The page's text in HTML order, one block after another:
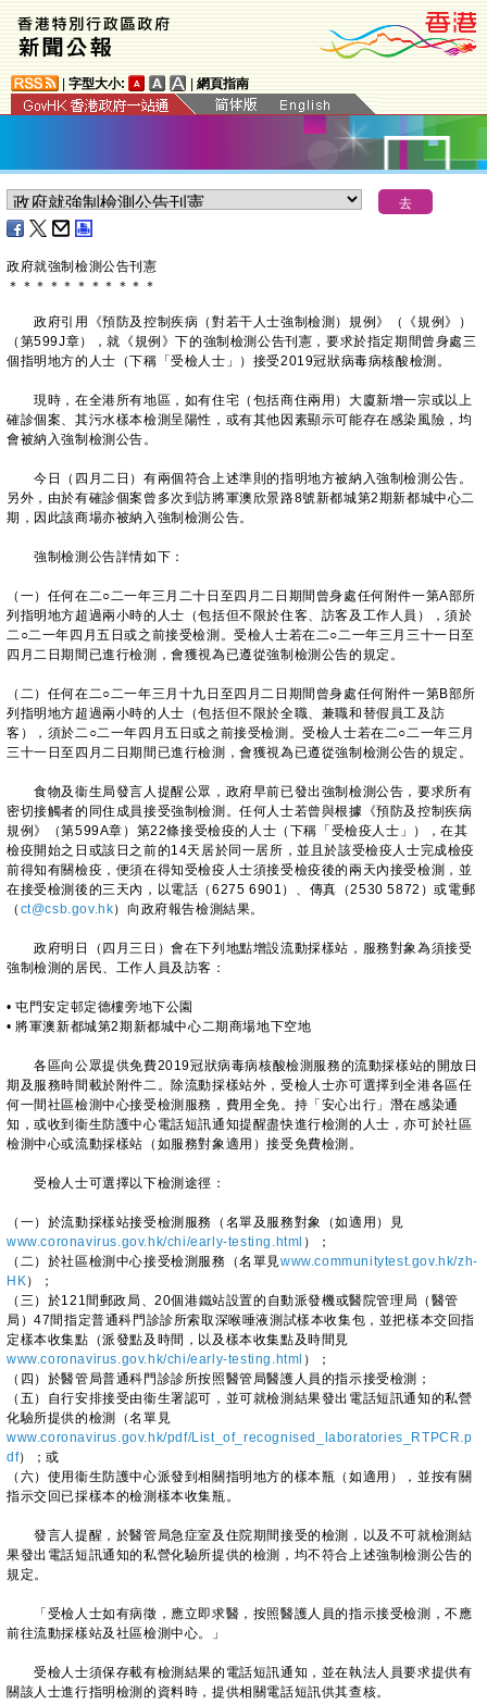
字型大小: 網頁指南
政府就強制檢測公告刊憲
＊ ＊ ＊ ＊ ＊ ＊ ＊ ＊ ＊ ＊ ＊
​政府引用《預防及控制疾病（對若干人士強制檢測）規例》（《規例》）
（第599J章），就《規例》下的強制檢測公告刊憲，要求於指定期間曾身處三
個指明地方的人士（下稱「受檢人士」）接受2019冠狀病毒病核酸檢測。
現時，在全港所有地區，如有住宅（包括商住兩用）大廈新增一宗或以上
確診個案、其污水樣本檢測呈陽性，或有其他因素顯示可能存在感染風險，均
會被納入強制檢測公告。
今日（四月二日）有兩個符合上述準則的指明地方被納入強制檢測公告。
另外，由於有確診個案曾多次到訪將軍澳欣景路8號新都城第2期新都城中心二
期，因此該商場亦被納入強制檢測公告。
強制檢測公告詳情如下：
（一）任何在二○二一年三月二十日至四月二日期間曾身處任何附件一第A部所
列指明地方超過兩小時的人士（包括但不限於住客、訪客及工作人員），須於
二○二一年四月五日或之前接受檢測。受檢人士若在二○二一年三月三十一日至
四月二日期間已進行檢測，會獲視為已遵從強制檢測公告的規定。
（二）任何在二○二一年三月十九日至四月二日期間曾身處任何附件一第B部所
列指明地方超過兩小時的人士（包括但不限於全職、兼職和替假員工及訪
客），須於二○二一年四月五日或之前接受檢測。受檢人士若在二○二一年三月
三十一日至四月二日期間已進行檢測，會獲視為已遵從強制檢測公告的規定。
食物及衞生局發言人提醒公眾，政府早前已發出強制檢測公告，要求所有
密切接觸者的同住成員接受強制檢測。任何人士若曾與根據《預防及控制疾病
規例》（第599A章）第22條接受檢疫的人士（下稱「受檢疫人士」），在其
檢疫開始之日或該日之前的14天居於同一居所，並且於該受檢疫人士完成檢疫
前得知有關檢疫，便須在得知受檢疫人士須接受檢疫後的兩天內接受檢測，並
在接受檢測後的三天內，以電話（6275 6901）、傳真（2530 5872）或電郵
（ ct@csb.gov.hk）向政府報告檢測結果。
政府明日（四月三日）會在下列地點增設流動採樣站，服務對象為須接受
強制檢測的居民、工作人員及訪客：
• 屯門安定邨定德樓旁地下公園
• 將軍澳新都城第2期新都城中心二期商場地下空地
各區向公眾提供免費2019冠狀病毒病核酸檢測服務的流動採樣站的開放日
期及服務時間載於附件二。除流動採樣站外，受檢人士亦可選擇到全港各區任
何一間社區檢測中心接受檢測服務，費用全免。持「安心出行」潛在感染通
知，或收到衞生防護中心電話短訊通知提醒盡快進行檢測的人士，亦可於社區
檢測中心或流動採樣站（如服務對象適用）接受免費檢測。
受檢人士可選擇以下檢測途徑：
（一）於流動採樣站接受檢測服務（名單及服務對象（如適用）見
www.coronavirus.gov.hk/chi/early-testing.html ）；
（二）於社區檢測中心接受檢測服務（名單見www.communitytest.gov.hk/zh-
HK）；
（三）於121間郵政局、20個港鐵站設置的自動派發機或醫院管理局（醫管
局）47間指定普通科門診診所索取深喉唾液測試樣本收集包，並把樣本交回指
定樣本收集點（派發點及時間，以及樣本收集點及時間見
www.coronavirus.gov.hk/chi/early-testing.html ）；
（四）於醫管局普通科門診診所按照醫管局醫護人員的指示接受檢測；
（五）自行安排接受由衞生署認可，並可就檢測結果發出電話短訊通知的私營
化驗所提供的檢測（名單見
www.coronavirus.gov.hk/pdf/List_of_recognised_laboratories_RTPCR.p
df）；或
（六）使用衞生防護中心派發到相關指明地方的樣本瓶（如適用），並按有關
指示交回已採樣本的檢測樣本收集瓶。
發言人提醒，於醫管局急症室及住院期間接受的檢測，以及不可就檢測結
果發出電話短訊通知的私營化驗所提供的檢測，均不符合上述強制檢測公告的
規定。
「受檢人士如有病徵，應立即求醫，按照醫護人員的指示接受檢測，不應
前往流動採樣站及社區檢測中心。」
受檢人士須保存載有檢測結果的電話短訊通知，並在執法人員要求提供有
關該人士進行指明檢測的資料時，提供相關電話短訊供其查核。